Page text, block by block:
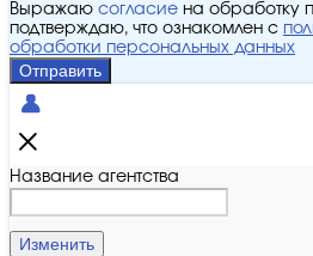
Выражаю согласие на обработку
подтверждаю, что ознакомлен с
обработки персональных данных
Отправить
Название агентства
Изменить